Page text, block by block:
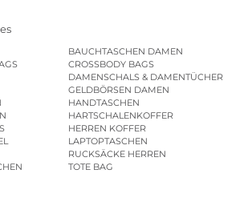
BAUCHTASCHEN DAMEN
CROSSBODY BAGS
DAMENSCHALS & DAMENTÜCHER
GELDBÖRSEN DAMEN
HANDTASCHEN
HARTSCHALENKOFFER
HERREN KOFFER
LAPTOPTASCHEN
RUCKSÄCKE HERREN
TOTE BAG